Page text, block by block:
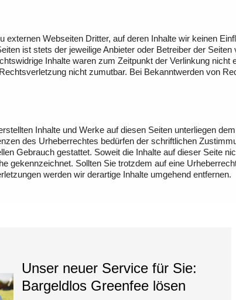
externen Webseiten Dritter, auf deren Inhalte wir keinen
ist stets der jeweilige Anbieter oder Betreiber der
Inhalte waren zum Zeitpunkt der Verlinkung
nicht zumutbar. Bei Bekanntwerden von
Inhalte und Werke auf diesen Seiten unterliegen
des Urheberrechtes bedürfen der schriftlichen
Gebrauch gestattet. Soweit die Inhalte auf dieser Seite
gekennzeichnet. Sollten Sie trotzdem auf eine
werden wir derartige Inhalte umgehend entfernen.
Unser neuer Service für Sie:
Bargeldlos Greenfee lösen